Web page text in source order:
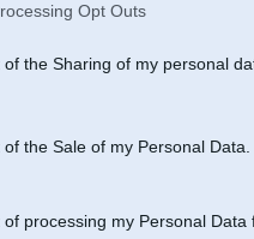
Opt Outs
the Sharing of my personal
the Sale of my Personal Data.
processing my Personal Data